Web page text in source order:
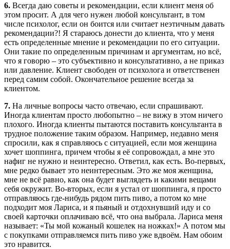
6. Всегда даю советы и рекомендации, если клиент меня об
этом просит. А для чего нужен любой консультант, в том
числе психолог, если он боится или считает неэтичным давать
рекомендации?! Я стараюсь донести до клиента, что у меня
есть определенные мнение и рекомендации по его ситуации.
Они такие по определенным причинам и аргументам, но всё,
что я говорю – это субъективно и консультативно, а не приказ
или давление. Клиент свободен от психолога и ответственен
перед самим собой. Окончательное решение всегда за
клиентом.
7. На личные вопросы часто отвечаю, если спрашивают.
Иногда клиентам просто любопытно – не вижу в этом ничего
плохого. Иногда клиенты пытаются поставить консультанта в
трудное положение таким образом. Например, недавно меня
спросили, как я справляюсь с ситуацией, если моя женщина
хочет шоппинга, причем чтобы я её сопровождал, а мне это
нафиг не нужно и неинтересно. Ответил, как есть. Во-первых,
мне редко бывает это неинтересным. Это же моя женщина,
мне не всё равно, как она будет выглядеть и какими вещами
себя окружит. Во-вторых, если я устал от шоппинга, я просто
отправляюсь где-нибудь рядом пить пиво, а потом ко мне
подходит моя Лариса, и я пьяный и отдохнувший иду и со
своей карточки оплачиваю всё, что она выбрала. Лариса меня
называет: «Ты мой кожаный кошелек на ножках!» А потом мы
с покупками отправляемся пить пиво уже вдвоём. Нам обоим
это нравится.